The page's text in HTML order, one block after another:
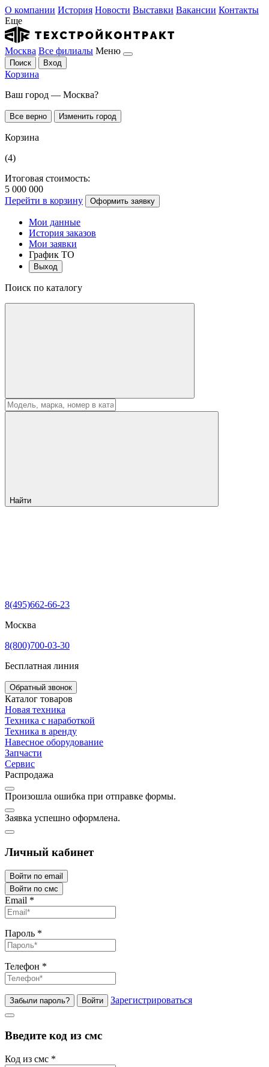
О компании История Новости Выставки Вакансии Контакты
Еще
Москва Все филиалы Меню
Поиск Вход
Корзина
Ваш город — Москва?
Все верно Изменить город
Корзина
(4)
Итоговая стоимость:
5 000 000
Перейти в корзину
Оформить заявку
Мои данные
История заказов
Мои заявки
График ТО
Выход
Поиск по каталогу
Найти
8(495)662-66-23
Москва
8(800)700-03-30
Бесплатная линия
Обратный звонок
Каталог товаров
Новая техника
Техника с наработкой
Техника в аренду
Навесное оборудование
Запчасти
Сервис
Распродажа
Произошла ошибка при отправке формы.
Заявка успешно оформлена.
Личный кабинет
Войти по email
Войти по смс
Email *
Пароль *
Телефон *
Забыли пароль? Войти Зарегистрироваться
Введите код из смс
Код из смс *